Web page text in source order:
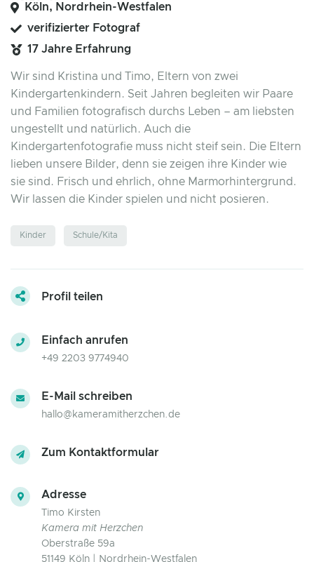
Köln, Nordrhein-Westfalen
verifizierter Fotograf
17 Jahre Erfahrung
Wir sind Kristina und Timo, Eltern von zwei
Kindergartenkindern. Seit Jahren begleiten wir Paare
und Familien fotografisch durchs Leben – am liebsten
ungestellt und natürlich. Auch die
Kindergartenfotografie muss nicht steif sein. Die Eltern
lieben unsere Bilder, denn sie zeigen ihre Kinder wie
sie sind. Frisch und ehrlich, ohne Marmorhintergrund.
Wir lassen die Kinder spielen und nicht posieren.
Kinder Schule/Kita
Profil teilen
Einfach anrufen
+49 2203 9774940
E-Mail schreiben
hallo@kameramitherzchen.de
Zum Kontaktformular
Adresse
Timo Kirsten
Kamera mit Herzchen
Oberstraße 59a
51149 Köln | Nordrhein-Westfalen